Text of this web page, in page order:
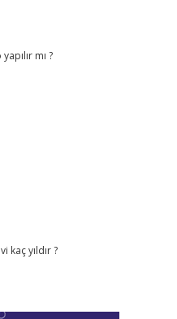
mı ?
kaç yıldır ?